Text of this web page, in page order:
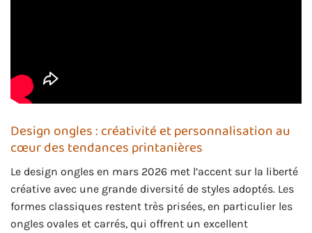
Design ongles : créativité et personnalisation au
cœur des tendances printanières
Le design ongles en mars 2026 met l’accent sur la liberté
créative avec une grande diversité de styles adoptés. Les
formes classiques restent très prisées, en particulier les
ongles ovales et carrés, qui offrent un excellent